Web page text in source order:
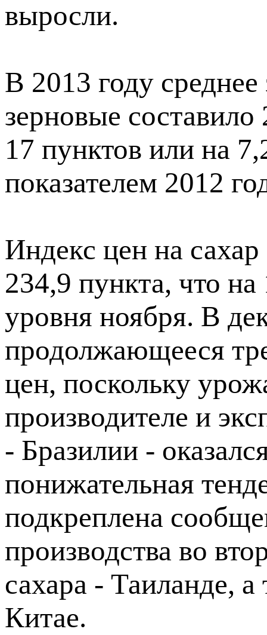
выросли.
В 2013 году
зерновые
17 пунктов или на
показателем 2012
Индекс цен на
234,9 пункта, что
уровня ноября. В
продолжающееся
цен, поскольку
производителе и
- Бразилии -
понижательная
подкреплена
производства во
сахара - Таиланде,
Китае.